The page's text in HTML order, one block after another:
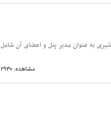
به عنوان مدیر پنل و اعضای آن شامل
مشاهده: ۲۹۳۰